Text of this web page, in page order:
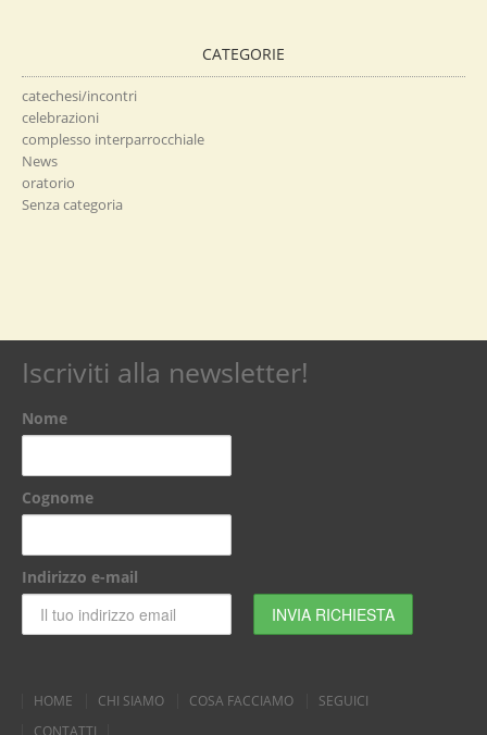
CATEGORIE
catechesi/incontri
celebrazioni
complesso interparrocchiale
News
oratorio
Senza categoria
Iscriviti alla newsletter!
Nome
Cognome
Indirizzo e-mail
HOME CHI SIAMO COSA FACCIAMO
SEGUICI
CONTATTI